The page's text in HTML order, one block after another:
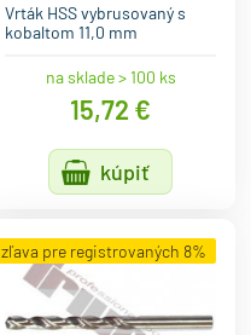
Vrták HSS vybrusovaný s
kobaltom 11,0 mm
na sklade > 100 ks
15,72 €
kúpiť
zľava pre registrovaných 8%